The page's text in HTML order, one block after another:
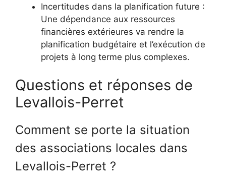
Incertitudes dans la planification future :
Une dépendance aux ressources
financières extérieures va rendre la
planification budgétaire et l’exécution de
projets à long terme plus complexes.
Questions et réponses de
Levallois-Perret
Comment se porte la situation
des associations locales dans
Levallois-Perret ?